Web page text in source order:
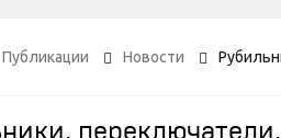
Публикации Новости